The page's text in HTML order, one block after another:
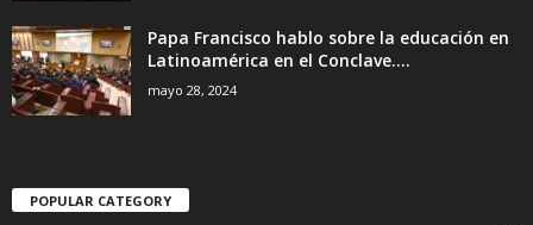
Papa Francisco hablo sobre la educación en
Latinoamérica en el Conclave....
mayo 28, 2024
POPULAR CATEGORY